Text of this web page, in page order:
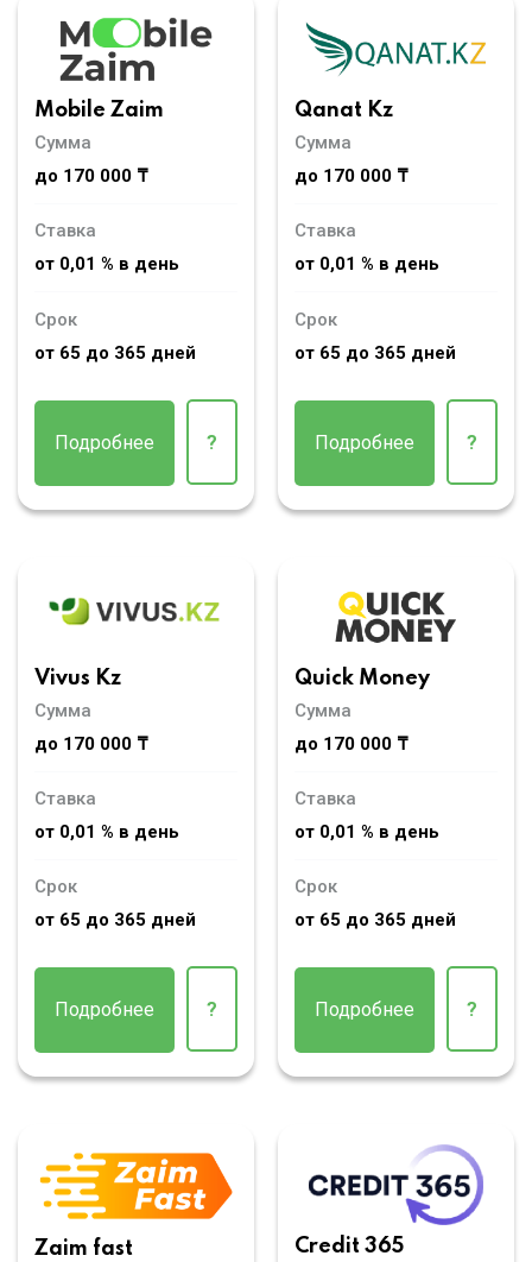
Mobile Zaim
Сумма
до 170 000 ₸
Ставка
от 0,01 % в день
Срок
от 65 до 365 дней
Подробнее ?
Qanat Kz
Сумма
до 170 000 ₸
Ставка
от 0,01 % в день
Срок
от 65 до 365 дней
Подробнее ?
Vivus Kz
Сумма
до 170 000 ₸
Ставка
от 0,01 % в день
Срок
от 65 до 365 дней
Подробнее ?
Quick Money
Сумма
до 170 000 ₸
Ставка
от 0,01 % в день
Срок
от 65 до 365 дней
Подробнее ?
Zaim fast
Credit 365